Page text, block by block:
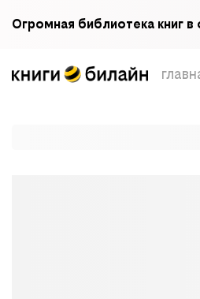
Огромная библиотека книг